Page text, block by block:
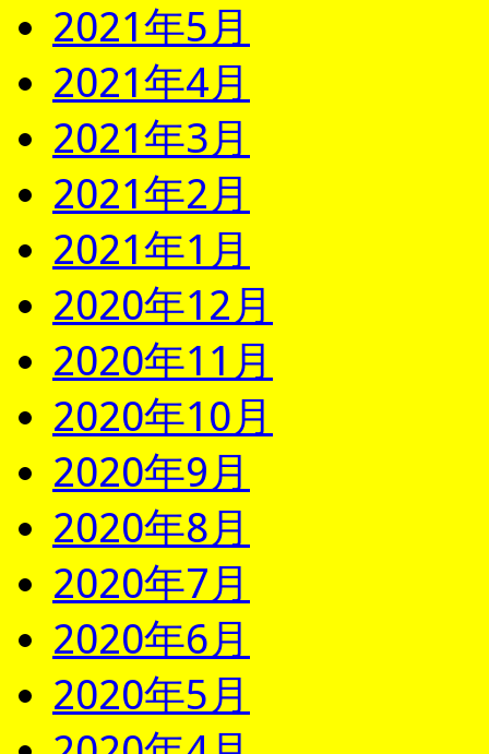
2021年5月
2021年4月
2021年3月
2021年2月
2021年1月
2020年12月
2020年11月
2020年10月
2020年9月
2020年8月
2020年7月
2020年6月
2020年5月